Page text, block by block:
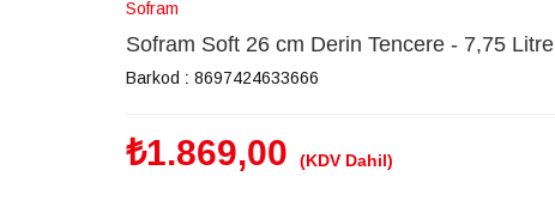
Sofram
Sofram Soft 26 cm Derin Tencere - 7,75 Litre
Barkod : 8697424633666
₺1.869,00 (KDV Dahil)